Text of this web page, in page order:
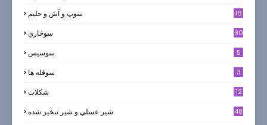
سوپ و آش و حليم 16
سوخاري 30
سوسيس 5
سوفله ها 3
شکلات
12
شير عسلي و شير تبخير شده 48